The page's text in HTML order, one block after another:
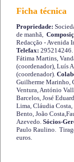
Ficha técnica
Propriedade:
de manhã,
Redacção - Avenida
Telefax: 295214246.
Fátima Martins,
(coordenador), Luís
(coordenador).
Guilherme Marinho,
Ventura, António
Barcelos, José
Lima, Cláudia
Bento, João
Azevedo. Sócios-
Paulo Raulino.
euros.